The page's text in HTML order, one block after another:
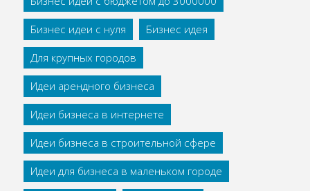
Бизнес идеи с нуля
Бизнес идея
Для крупных городов
Идеи арендного бизнеса
Идеи бизнеса в интернете
Идеи бизнеса в строительной сфере
Идеи для бизнеса в маленьком городе